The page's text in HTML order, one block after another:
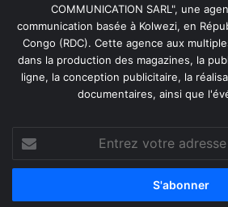
COMMUNICATION SARL", une
communication basée à Kolwezi, en
Congo (RDC). Cette agence aux
dans la production des magazines, la
ligne, la conception publicitaire, la
documentaires, ainsi que
votre
adresse